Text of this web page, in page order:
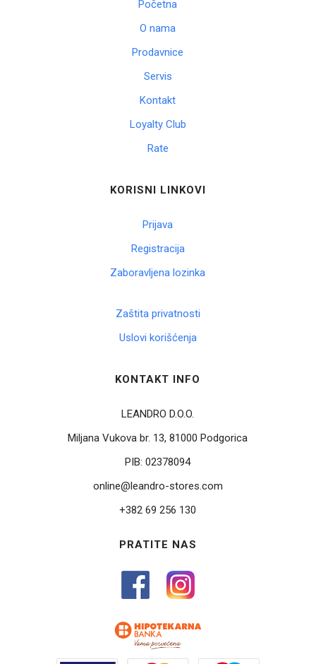
Početna
O nama
Prodavnice
Servis
Kontakt
Loyalty Club
Rate
KORISNI LINKOVI
Prijava
Registracija
Zaboravljena lozinka
Zaštita privatnosti
Uslovi korišćenja
KONTAKT INFO
LEANDRO D.O.O.
Miljana Vukova br. 13, 81000 Podgorica
PIB:02378094
online@leandro-stores.com
+382 69 256 130
PRATITE NAS